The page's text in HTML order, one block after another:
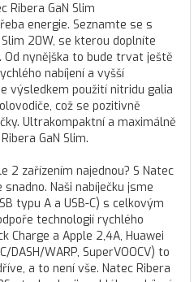
Ribera GaN Slim
energie. Seznamte se s
20W, se kterou doplníte
Od nynějška to bude trvat ještě
nabíjení a vyšší
výsledkem použití nitridu galia
což se pozitivně
Ultrakompaktní a maximálně
GaN Slim.
2 zařízením najednou? S Natec
Naši nabíječku jsme
typu A a USB-C) s celkovým
technologií rychlého
Charge a Apple 2,4A, Huawei
DASH/WARP, SuperVOOCV) to
a to není vše. Natec Ribera